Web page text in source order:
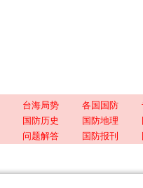
台海局势 各国国防
国防历史 国防地理
问题解答 国防报刊